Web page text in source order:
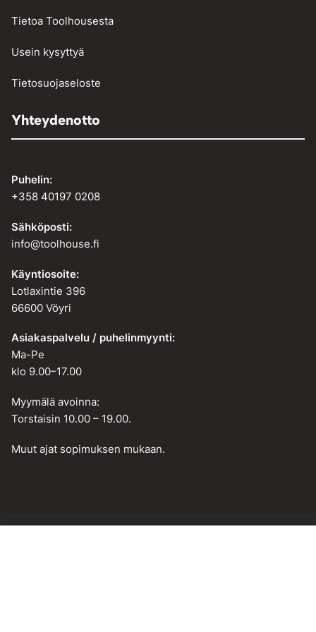
Tietoa Toolhousesta
Usein kysyttyä
Tietosuojaseloste
Yhteydenotto
Puhelin:
+358 40197 0208
Sähköposti:
info@toolhouse.fi
Käyntiosoite:
Lotlaxintie 396
66600 Vöyri
Asiakaspalvelu / puhelinmyynti:
Ma-Pe
klo 9.00–17.00
Myymälä avoinna:
Torstaisin 10.00 – 19.00.
Muut ajat sopimuksen mukaan.